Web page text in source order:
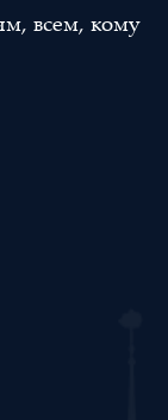
всем, кому